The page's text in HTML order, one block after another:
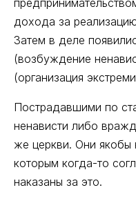
дохода за
Затем в деле
(возбуждение
(организация
Пострадавшими по
ненависти либо
же церкви. Они якобы
которым когда-то
наказаны за это.